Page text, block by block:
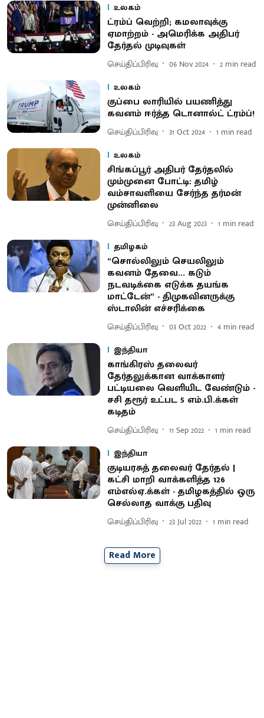
உலகம்
ட்ரம்ப் வெற்றி; கமலாவுக்கு
ஏமாற்றம் - அமெரிக்க அதிபர்
தேர்தல் முடிவுகள்
செய்திப்பிரிவு 06 Nov 2024 2 min read
உலகம்
குப்பை லாரியில் பயணித்து
கவனம் ஈர்த்த டொனால்ட் ட்ரம்ப்!
செய்திப்பிரிவு 31 Oct 2024 1 min read
உலகம்
சிங்கப்பூர் அதிபர் தேர்தலில்
மும்முனை போட்டி: தமிழ்
வம்சாவளியை சேர்ந்த தர்மன்
முன்னிலை
செய்திப்பிரிவு 23 Aug 2023 1 min read
தமிழகம்
“சொல்லிலும் செயலிலும்
கவனம் தேவை... கடும்
நடவடிக்கை எடுக்க தயங்க
மாட்டேன்” - திமுகவினருக்கு
ஸ்டாலின் எச்சரிக்கை
செய்திப்பிரிவு 03 Oct 2022 4 min read
இந்தியா
காங்கிரஸ் தலைவர்
தேர்தலுக்கான வாக்காளர்
பட்டியலை வெளியிட வேண்டும் -
சசி தரூர் உட்பட 5 எம்.பி.க்கள்
கடிதம்
செய்திப்பிரிவு 11 Sep 2022 1 min read
இந்தியா
குடியரசுத் தலைவர் தேர்தல் |
கட்சி மாறி வாக்களித்த 126
எம்எல்ஏ.க்கள் - தமிழகத்தில் ஒரு
செல்லாத வாக்கு பதிவு
செய்திப்பிரிவு 23 Jul 2022 1 min read
Read More